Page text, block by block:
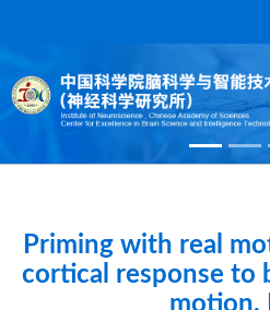
High-
organization of
primate
在另外数
Priming with real
cortical response to
motion.